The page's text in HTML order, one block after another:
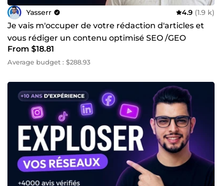
technique au sein de l'agence d'automatisation
Excellensia. Mon expérience dans le marketing adossée à
mes compétences techniques me permettent d'avoir une
compréhension globale des projets que je suis. ⌚ Je
réponds vite et livre dans les plus brefs délais ! Vous avez
un projet ? Parlez-moi en détail en cliquant sur &quot;Me
contacter&quot; Hâte de vous lire 😊 Yasser
Yasserr 4.9 (1.9 k)
Je vais m'occuper de votre rédaction d'articles et
vous rédiger un contenu optimisé SEO /GEO
From $18.81
Average budget : $288.93